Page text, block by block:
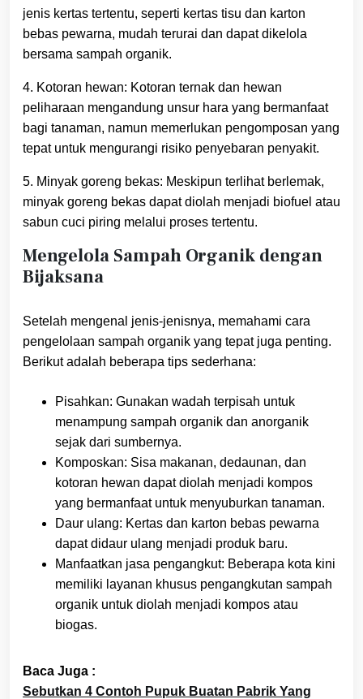
jenis kertas tertentu, seperti kertas tisu dan karton
bebas pewarna, mudah terurai dan dapat dikelola
bersama sampah organik.
4. Kotoran hewan: Kotoran ternak dan hewan
peliharaan mengandung unsur hara yang bermanfaat
bagi tanaman, namun memerlukan pengomposan yang
tepat untuk mengurangi risiko penyebaran penyakit.
5. Minyak goreng bekas: Meskipun terlihat berlemak,
minyak goreng bekas dapat diolah menjadi biofuel atau
sabun cuci piring melalui proses tertentu.
Mengelola Sampah Organik dengan
Bijaksana
Setelah mengenal jenis-jenisnya, memahami cara
pengelolaan sampah organik yang tepat juga penting.
Berikut adalah beberapa tips sederhana:
Pisahkan: Gunakan wadah terpisah untuk
menampung sampah organik dan anorganik
sejak dari sumbernya.
Komposkan: Sisa makanan, dedaunan, dan
kotoran hewan dapat diolah menjadi kompos
yang bermanfaat untuk menyuburkan tanaman.
Daur ulang: Kertas dan karton bebas pewarna
dapat didaur ulang menjadi produk baru.
Manfaatkan jasa pengangkut: Beberapa kota kini
memiliki layanan khusus pengangkutan sampah
organik untuk diolah menjadi kompos atau
biogas.
Baca Juga :
Sebutkan 4 Contoh Pupuk Buatan Pabrik Yang